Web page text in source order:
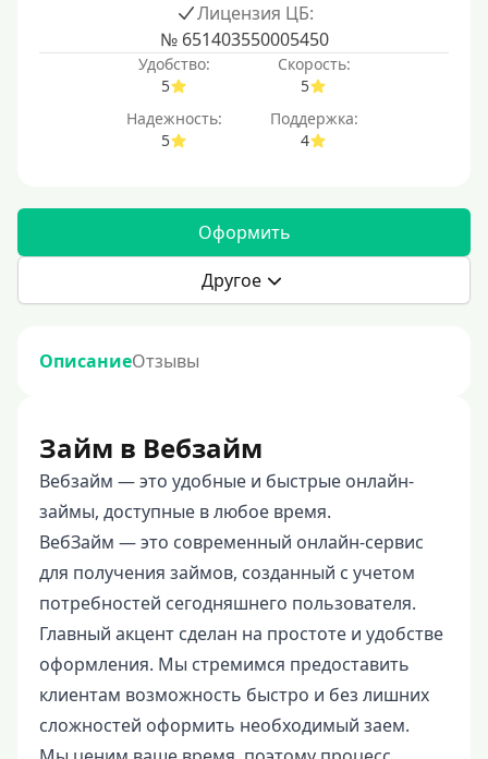
Лицензия ЦБ:
№ 651403550005450
Удобство:
5
Скорость:
5
Надежность:
5
Поддержка:
4
Оформить
Другое
ОписаниеОтзывы
Займ в Вебзайм
Вебзайм — это удобные и быстрые онлайн-
займы, доступные в любое время.
ВебЗайм — это современный онлайн-сервис
для получения займов, созданный с учетом
потребностей сегодняшнего пользователя.
Главный акцент сделан на простоте и удобстве
оформления. Мы стремимся предоставить
клиентам возможность быстро и без лишних
сложностей оформить необходимый заем.